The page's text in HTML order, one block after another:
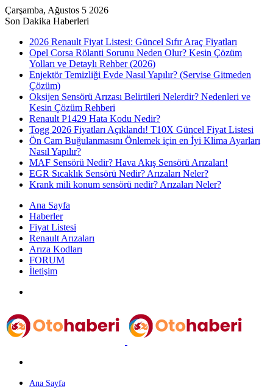
Çarşamba, Ağustos 5 2026
Son Dakika Haberleri
2026 Renault Fiyat Listesi: Güncel Sıfır Araç Fiyatları
Opel Corsa Rölanti Sorunu Neden Olur? Kesin Çözüm
Yolları ve Detaylı Rehber (2026)
Enjektör Temizliği Evde Nasıl Yapılır? (Servise Gitmeden
Çözüm)
Oksijen Sensörü Arızası Belirtileri Nelerdir? Nedenleri ve
Kesin Çözüm Rehberi
Renault P1429 Hata Kodu Nedir?
Togg 2026 Fiyatları Açıklandı! T10X Güncel Fiyat Listesi
Ön Cam Buğulanmasını Önlemek için en İyi Klima Ayarları
Nasıl Yapılır?
MAF Sensörü Nedir? Hava Akış Sensörü Arızaları!
EGR Sıcaklık Sensörü Nedir? Arızaları Neler?
Krank mili konum sensörü nedir? Arızaları Neler?
Ana Sayfa
Haberler
Fiyat Listesi
Renault Arızaları
Arıza Kodları
FORUM
İletişim
...
Ana Sayfa